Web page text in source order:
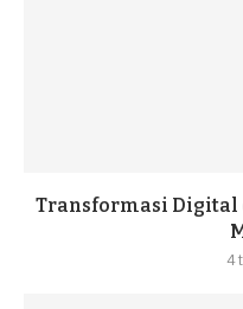
Transformasi Digital
4